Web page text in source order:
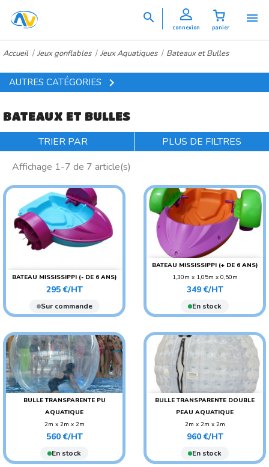

panier
connexion

Accueil Jeux gonflables Jeux Aquatiques Bateaux et Bulles
AUTRES CATÉGORIES 
BATEAUX ET BULLES
TRIER PAR
PLUS DE FILTRES
Affichage 1-7 de 7 article(s)
BATEAU MISSISSIPPI (- DE 6 ANS)
POIDS : 8.3 KG
AGE CONSEILLÉ : ENFANT
Prix
295 €/HT
Sur commande
BATEAU MISSISSIPPI (+ DE 6 ANS)
1,30m x 1,05m x 0,50m
POIDS : 15 KG
AGE CONSEILLÉ : ENFANT
Prix
349 €/HT
En stock
BULLE TRANSPARENTE PU
AQUATIQUE
2m x 2m x 2m
POIDS : 13 KG
AGE CONSEILLÉ :
ADO/ADULTE
Prix
560 €/HT
En stock
BULLE TRANSPARENTE DOUBLE
PEAU AQUATIQUE
2m x 2m x 2m
POIDS : 45 KG
AGE CONSEILLÉ :
ADO/ADULTE
Prix
960 €/HT
En stock